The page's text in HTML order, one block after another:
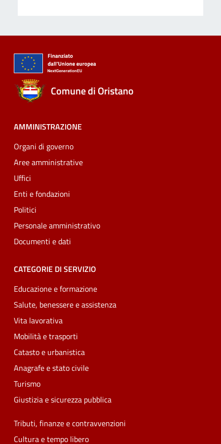
Comune di Oristano
AMMINISTRAZIONE
Organi di governo
Aree amministrative
Uffici
Enti e fondazioni
Politici
Personale amministrativo
Documenti e dati
CATEGORIE DI SERVIZIO
Educazione e formazione
Salute, benessere e assistenza
Vita lavorativa
Mobilità e trasporti
Catasto e urbanistica
Anagrafe e stato civile
Turismo
Giustizia e sicurezza pubblica
Tributi, finanze e contravvenzioni
Cultura e tempo libero